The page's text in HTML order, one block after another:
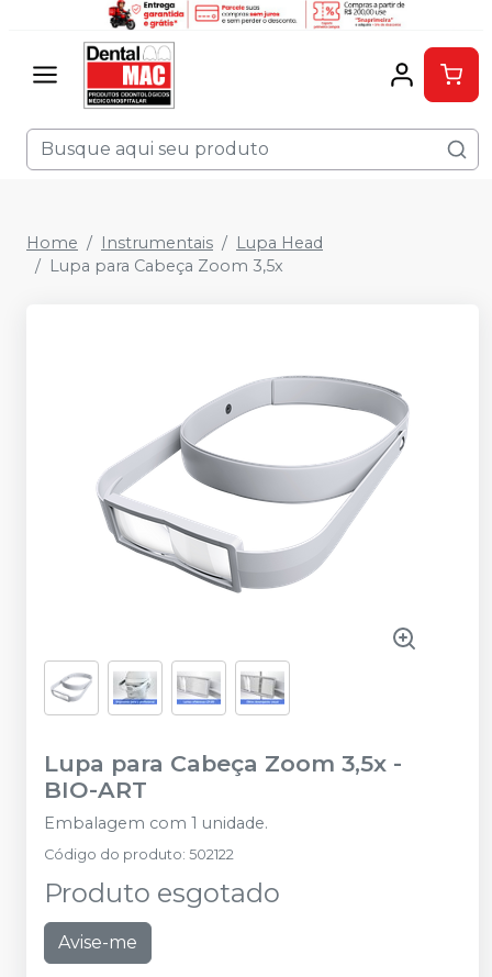
Home Instrumentais
Lupa Head
Lupa para Cabeça Zoom 3,5x
Lupa para Cabeça Zoom 3,5x -
BIO-ART
Embalagem com 1 unidade.
Código do produto: 502122
Produto esgotado
Avise-me